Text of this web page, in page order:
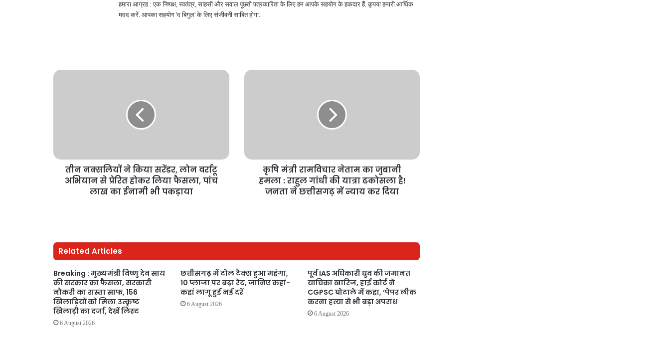
हमारा आग्रह : एक निष्पक्ष, स्वतंत्र, साहसी और सवाल पूछती पत्रकारिता के लिए हम आपके सहयोग के हकदार हैं. कृपया हमारी आर्थिक
मदद करें. आपका सहयोग 'द बिगुल' के लिए संजीवनी साबित होगा.
तीन नक्सलियों ने किया सरेंडर, लोन वर्राटू
अभियान से प्रेरित होकर लिया फैसला, पांच
लाख का ईनामी भी पकड़ाया
कृषि मंत्री रामविचार नेताम का जुबानी
हमला : राहुल गांधी की यात्रा ढकोसला है!
जनता ने छत्तीसगढ़ में न्याय कर दिया
Related Articles
Breaking : मुख्यमंत्री विष्णु देव साय
की सरकार का फैसला, सरकारी
नौकरी का रास्ता साफ, 156
खिलाड़ियों को मिला उत्कृष्ट
खिलाड़ी का दर्जा, देखें लिस्‍ट
6 August 2026
छत्तीसगढ़ में टोल टैक्स हुआ महंगा,
10 प्लाजा पर बढ़ा रेट, जानिए कहां-
कहां लागू हुईं नई दरें
6 August 2026
पूर्व IAS अधिकारी ध्रुव की जमानत
याचिका खारिज, हाई कोर्ट ने
CGPSC घोटाले में कहा, ‘पेपर लीक
करना हत्या से भी बड़ा अपराध
6 August 2026